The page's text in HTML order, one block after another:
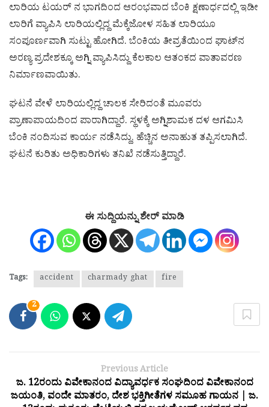
ಲಾರಿಯ ಟಯರ್ ನ ಭಾಗದಿಂದ ಆರಂಭವಾದ ಬೆಂಕಿ ಕ್ಷಣಾರ್ಧದಲ್ಲಿ ಇಡೀ
ಲಾರಿಗೆ ವ್ಯಾಪಿಸಿ ಲಾರಿಯಲ್ಲಿದ್ದ ಮೆಕ್ಕೆಜೋಳ ಸಹಿತ ಲಾರಿಯೂ
ಸಂಪೂರ್ಣವಾಗಿ ಸುಟ್ಟು ಹೋಗಿದೆ. ಬೆಂಕಿಯ ತೀವ್ರತೆಯಿಂದ ಘಾಟ್‌ನ
ಅರಣ್ಯ ಪ್ರದೇಶಕ್ಕೂ ಅಗ್ನಿ ವ್ಯಾಪಿಸಿದ್ದು ಕೆಲಕಾಲ ಆತಂಕದ ವಾತಾವರಣ
ನಿರ್ಮಾಣವಾಯಿತು.
ಘಟನೆ ವೇಳೆ ಲಾರಿಯಲ್ಲಿದ್ದ ಚಾಲಕ ಸೇರಿದಂತೆ ಮೂವರು
ಪ್ರಾಣಾಪಾಯದಿಂದ ಪಾರಾಗಿದ್ದಾರೆ. ಸ್ಥಳಕ್ಕೆ ಅಗ್ನಿಶಾಮಕ ದಳ ಆಗಮಿಸಿ
ಬೆಂಕಿ ನಂದಿಸುವ ಕಾರ್ಯ ನಡೆಸಿದ್ದು, ಹೆಚ್ಚಿನ ಅನಾಹುತ ತಪ್ಪಿಸಲಾಗಿದೆ.
ಘಟನೆ ಕುರಿತು ಅಧಿಕಾರಿಗಳು ತನಿಖೆ ನಡೆಸುತ್ತಿದ್ದಾರೆ.
ಈ ಸುದ್ದಿಯನ್ನು ಶೇರ್ ಮಾಡಿ
Tags: accident charmady ghat fire
2
Previous Article
ಜ. 12ರಂದು ವಿವೇಕಾನಂದ ವಿದ್ಯಾವರ್ಧಕ ಸಂಘದಿಂದ ವಿವೇಕಾನಂದ
ಜಯಂತಿ, ವಂದೇ ಮಾತರಂ, ದೇಶ ಭಕ್ತಿಗೀತೆಗಳ ಸಮೂಹ ಗಾಯನ | ಜ.